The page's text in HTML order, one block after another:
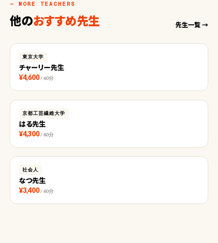
— MORE TEACHERS
他のおすすめ先生 先生一覧 →
東京大学
チャーリー先生
¥4,600 / 60分
京都工芸繊維大学
はる先生
¥4,300 / 60分
社会人
なつ先生
¥3,400 / 60分